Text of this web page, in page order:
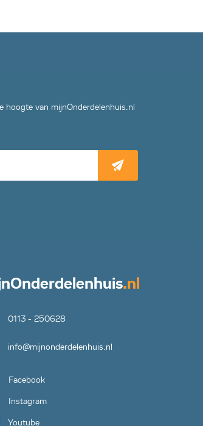
hoogte van mijnOnderdelenhuis.nl
Onderdelenhuis.nl
0113 - 250628
info@mijnonderdelenhuis.nl
Facebook
Instagram
Youtube